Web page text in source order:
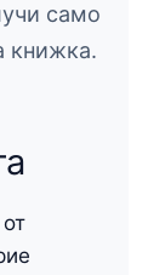
само
книжка.